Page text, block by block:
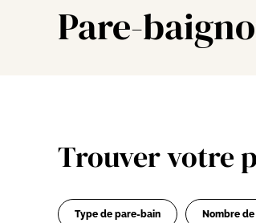
Pare-
Trouver votre
Type de pare-bain Nombre